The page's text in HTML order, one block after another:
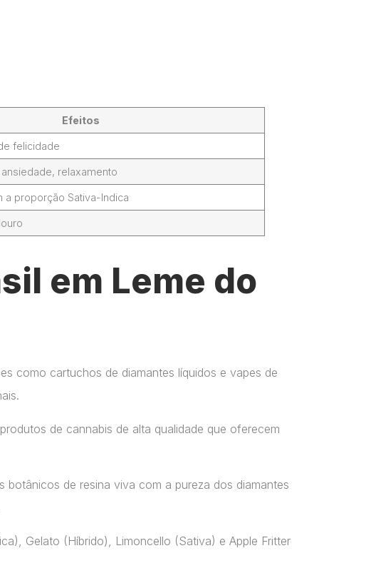
Efeitos
felicidade
relaxamento
a proporção Sativa-Indica
em Leme do
como cartuchos de diamantes líquidos e vapes de
de cannabis de alta qualidade que oferecem
botânicos de resina viva com a pureza dos diamantes
Gelato (Híbrido), Limoncello (Sativa) e Apple Fritter